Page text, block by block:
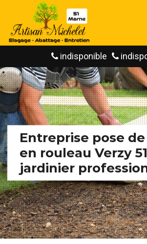
indisponible
Entreprise pose
en rouleau Verzy
jardinier